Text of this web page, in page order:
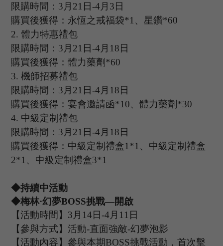
限購時間： 3 月 21 日-4 月 3日
購買後獲得：永恆之戒福袋*1、星鑽*60
2. 體力特惠禮包
限購時間： 3 月 21 日-4 月 18日
購買後獲得：體力藥劑 *60
3. 機師招募禮包
限購時間： 3 月 21 日-4 月 18日
購買後獲得：宴會邀請函*10、體力藥劑*30
4. 中級定制禮包
限購時間： 3 月 21 日-4 月 18日
購買後獲得：中級定制禮盒1*1、中級定制禮盒
2*1、中級定制禮盒3*1
◆持續中活動
◆梅林·幻夢BOSS挑戰—開啟
【活動時間】 3 月 14日-4 月 11 日
【參與方式】 活動-直面強敵-幻夢泡影
【活動內容】參與本期BOSS挑戰活動，首次擊